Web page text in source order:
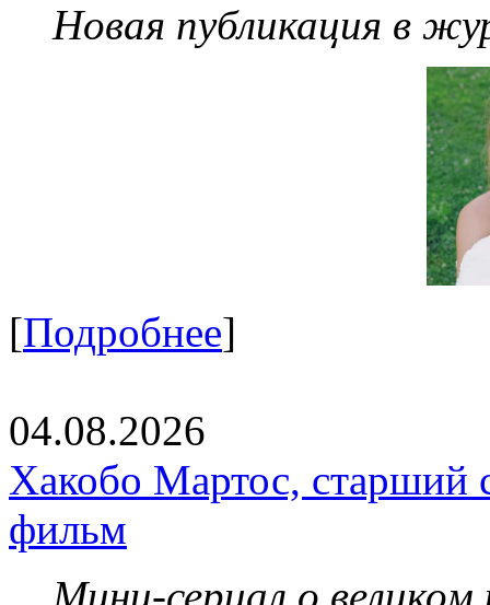
Новая публикация в
[Подробнее]
04.08.2026
Хакобо Мартос, старший
фильм